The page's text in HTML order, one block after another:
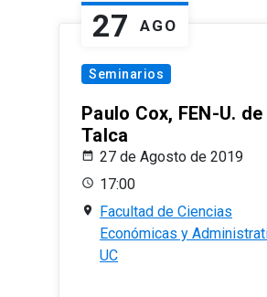
27 AGO
Seminarios
Paulo Cox, FEN-U. de
Talca
27 de Agosto de 2019
17:00
Facultad de Ciencias
Económicas y
UC